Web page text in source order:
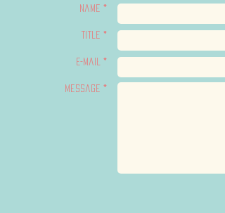
Name *
Title *
E-Mail *
Message *